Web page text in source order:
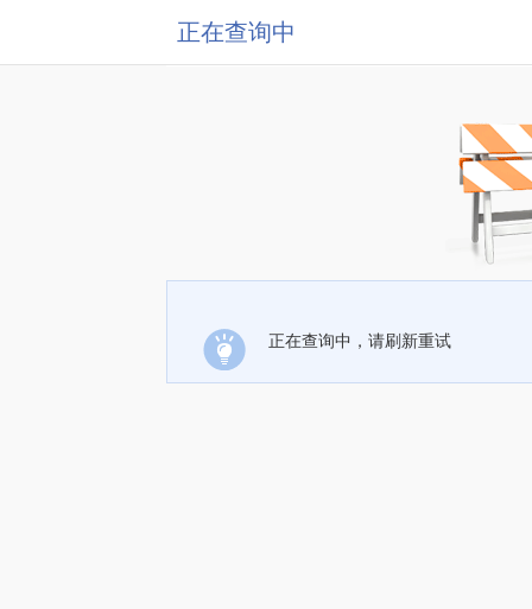
正在查询中
正在查询中，请刷新重试